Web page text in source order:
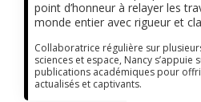
point d’honneur à relayer les
monde entier avec rigueur et
Collaboratrice régulière sur
sciences et espace, Nancy s’appuie
publications académiques pour
actualisés et captivants.